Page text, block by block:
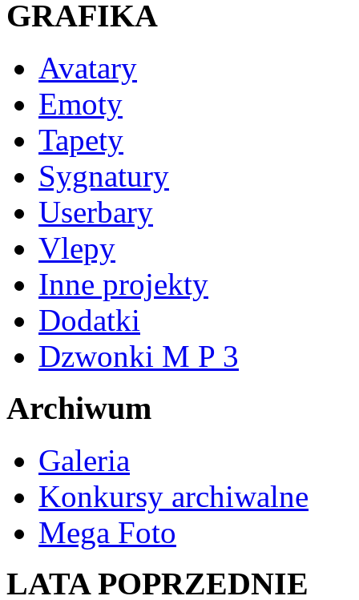
GRAFIKA
Avatary
Emoty
Tapety
Sygnatury
Userbary
Vlepy
Inne projekty
Dodatki
Dzwonki M P 3
Archiwum
Galeria
Konkursy archiwalne
Mega Foto
LATA POPRZEDNIE